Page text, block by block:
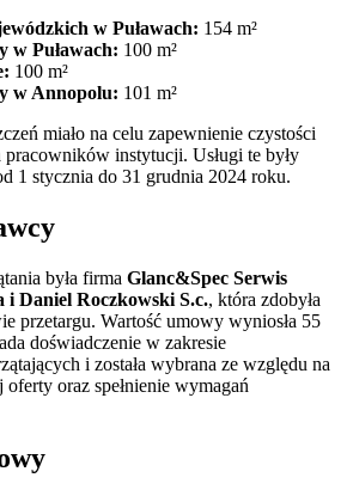
w Puławach: 154 m²
w Puławach: 100 m²
100 m²
w Annopolu: 101 m²
miało na celu zapewnienie czystości
instytucji. Usługi te były
1 stycznia do 31 grudnia 2024 roku.
była firma Glanc&Spec Serwis
Daniel Roczkowski S.c., która zdobyła
przetargu. Wartość umowy wyniosła 55
doświadczenie w zakresie
i została wybrana ze względu na
oraz spełnienie wymagań